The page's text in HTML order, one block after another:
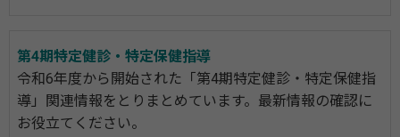
第4期特定健診・特定保健指導
令和6年度から開始された「第4期特定健診・特定保健指
導」関連情報をとりまとめています。最新情報の確認に
お役立てください。